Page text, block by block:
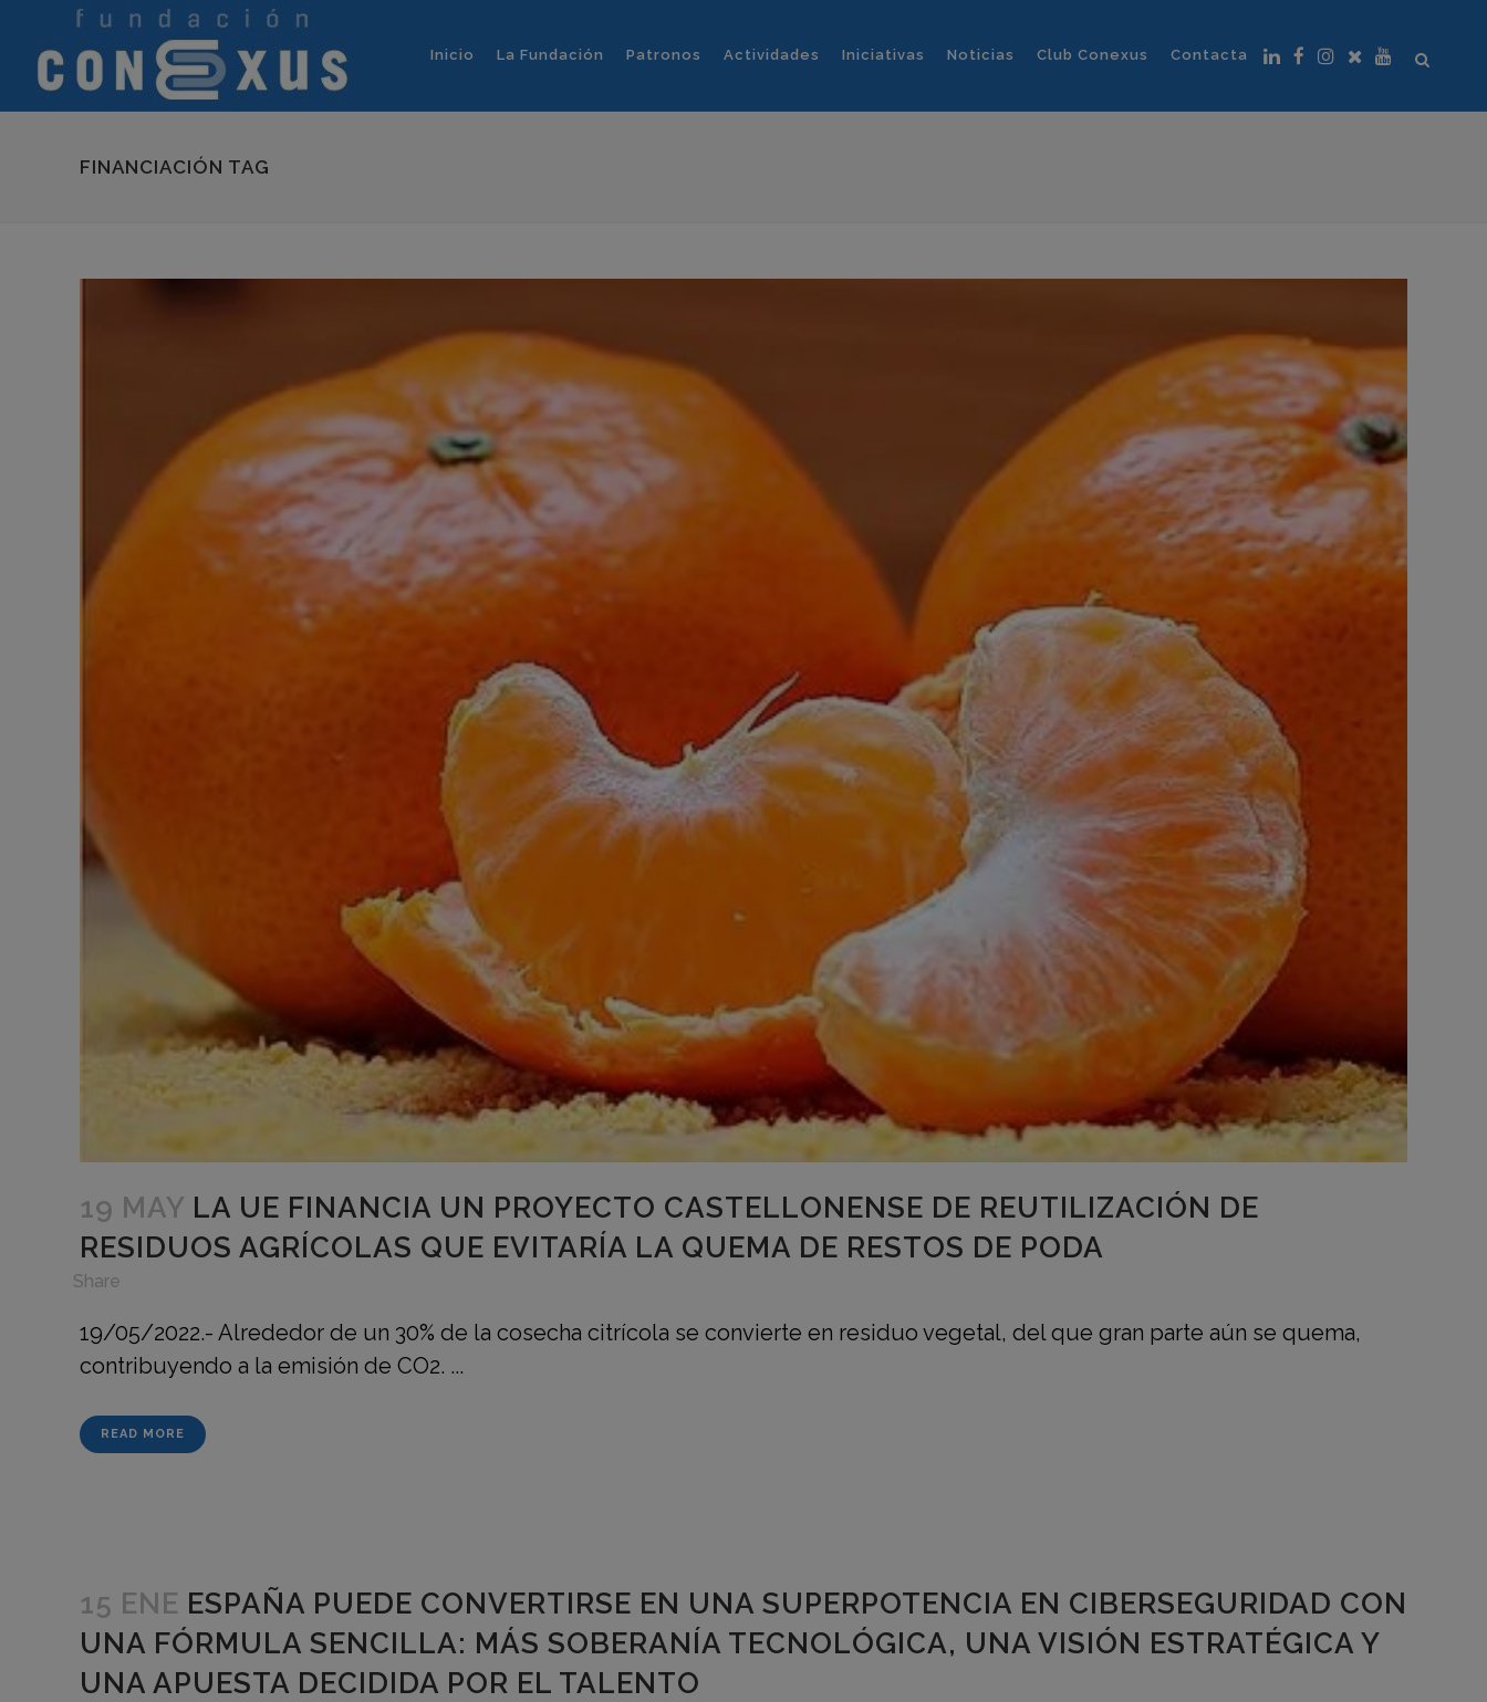
Inicio La Fundación Patronos Actividades Iniciativas Noticias Club Conexus Contacta
FINANCIACIÓN TAG
19 MAY LA UE FINANCIA UN PROYECTO CASTELLONENSE DE REUTILIZACIÓN DE
RESIDUOS AGRÍCOLAS QUE EVITARÍA LA QUEMA DE RESTOS DE PODA
Share
19/05/2022.- Alrededor de un 30% de la cosecha citrícola se convierte en residuo vegetal, del que gran parte aún se quema,
contribuyendo a la emisión de CO2. ...
READ MORE
15 ENE ESPAÑA PUEDE CONVERTIRSE EN UNA SUPERPOTENCIA EN CIBERSEGURIDAD CON
UNA FÓRMULA SENCILLA: MÁS SOBERANÍA TECNOLÓGICA, UNA VISIÓN ESTRATÉGICA Y
UNA APUESTA DECIDIDA POR EL TALENTO